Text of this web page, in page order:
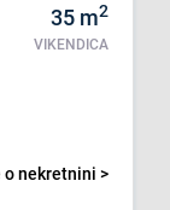
35 m2
VIKENDICA
o nekretnini >